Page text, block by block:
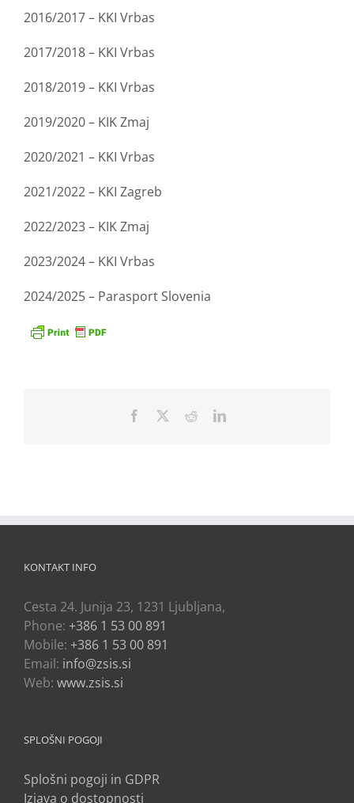
2016/2017 – KKI Vrbas
2017/2018 – KKI Vrbas
2018/2019 – KKI Vrbas
2019/2020 – KIK Zmaj
2020/2021 – KKI Vrbas
2021/2022 – KKI Zagreb
2022/2023 – KIK Zmaj
2023/2024 – KKI Vrbas
2024/2025 – Parasport Slovenia
Facebook RedditLinkedIn
KONTAKT INFO
Cesta 24. Junija 23, 1231 Ljubljana,
Phone: +386 1 53 00 891
Mobile: +386 1 53 00 891
Email: info@zsis.si
Web: www.zsis.si
SPLOŠNI POGOJI
Splošni pogoji in GDPR
Izjava o dostopnosti